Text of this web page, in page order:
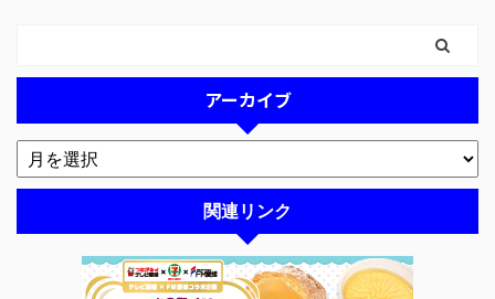
アーカイブ
関連リンク